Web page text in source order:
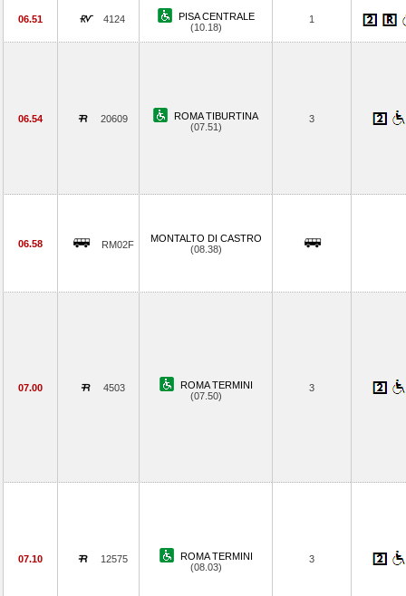
06.51 4124
PISA CENTRALE
(10.18)
1
06.54 20609
ROMA TIBURTINA
(07.51)
3
06.58 RM02F
MONTALTO DI CASTRO
(08.38)
07.00 4503
ROMA TERMINI
(07.50)
3
07.10 12575
ROMA TERMINI
(08.03)
3